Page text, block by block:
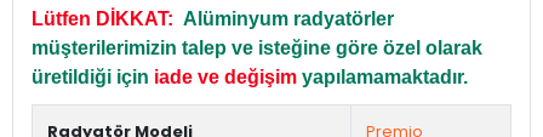
Lütfen DİKKAT: Alüminyum radyatörler
müşterilerimizin talep ve isteğine göre özel olarak
üretildiği için iade ve değişim yapılamamaktadır.
Radyatör Modeli Premio